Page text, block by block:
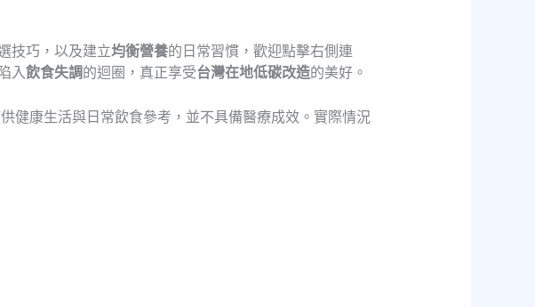
技巧，以及建立均衡營養的日常習慣，歡迎點擊右側連
入飲食失調的迴圈，真正享受台灣在地低碳改造的美好。
健康生活與日常飲食參考，並不具備醫療成效。實際情況